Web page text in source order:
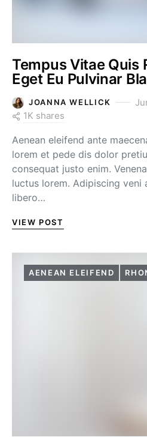
Tempus Vitae Quis
Eget Eu Pulvinar
JOANNA WELLICK
1K shares
Aenean eleifend ante
lorem et pede dis dolor
consequat justo enim.
luctus lorem. Adipiscing veni
libero…
VIEW POST
AENEAN ELEIFEND